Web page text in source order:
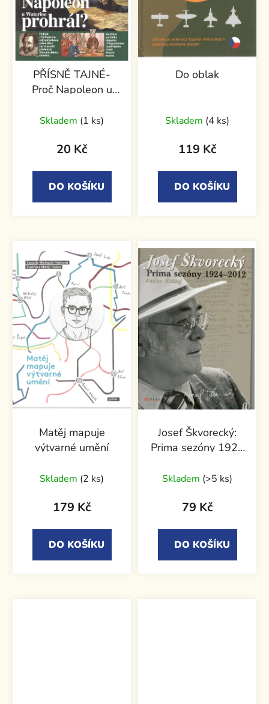
PŘÍSNĚ TAJNÉ-
Proč Napoleon u
Skladem (1 ks)
20 Kč
DO KOŠÍKU
Do oblak
Skladem (4 ks)
119 Kč
DO KOŠÍKU
Matěj mapuje
výtvarné umění
Skladem (2 ks)
179 Kč
DO KOŠÍKU
Josef Škvorecký:
Prima sezóny 1924
Skladem (>5 ks)
79 Kč
DO KOŠÍKU